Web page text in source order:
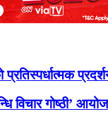
प्रतिस्पर्धात्मक
विचार गोष्ठी’